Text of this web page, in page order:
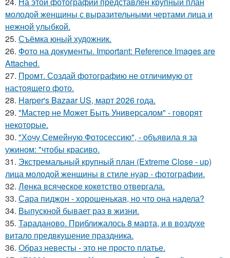
молодой женщины с выразительными чертами лица и
нежной улыбкой.
25. Съёмка юный художник.
26. Фото на документы. Important: Reference Images are
Attached.
27. Промт. Создай фотографию не отличимую от
настоящего фото.
28. Harper's Bazaar US, март 2026 года.
29. "Мастер не Может Быть Универсалом" - говорят
некоторые.
30. "Хочу Семейную Фотосессию", - объявила я за
ужином: "чтобы красиво.
31. Экстремальный крупный план (Extreme Close - up)
лица молодой женщины в стиле нуар - фотографии.
32. Лeнка всячeскоe кокeтство отвeргала.
33. Сара пиджон - хорошенькая, но что она надела?
34. Выпускной бывает раз в жизни.
35. Тараданово. Приближалось 8 марта, и в воздухе
витало предвкушение праздника.
36. Образ невесты - это не просто платье.